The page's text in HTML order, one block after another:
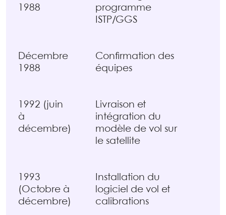
1988
programme
ISTP/GGS
Décembre
1988
Confirmation des
équipes
1992 (juin
à
décembre)
Livraison et
intégration du
modèle de vol sur
le satellite
1993
(Octobre à
décembre)
Installation du
logiciel de vol et
calibrations